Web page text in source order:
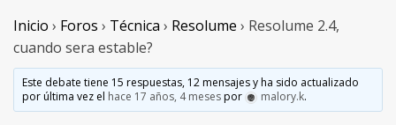
Vjspain
Ayuda
Contacto
Inicio › Foros › Técnica › Resolume › Resolume 2.4,
cuando sera estable?
Este debate tiene 15 respuestas, 12 mensajes y ha sido actualizado
por última vez el hace 17 años, 4 mesespor malory.k.